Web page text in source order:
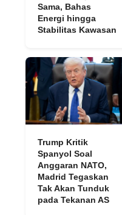
Sama, Bahas
Energi hingga
Stabilitas Kawasan
Trump Kritik
Spanyol Soal
Anggaran NATO,
Madrid Tegaskan
Tak Akan Tunduk
pada Tekanan AS